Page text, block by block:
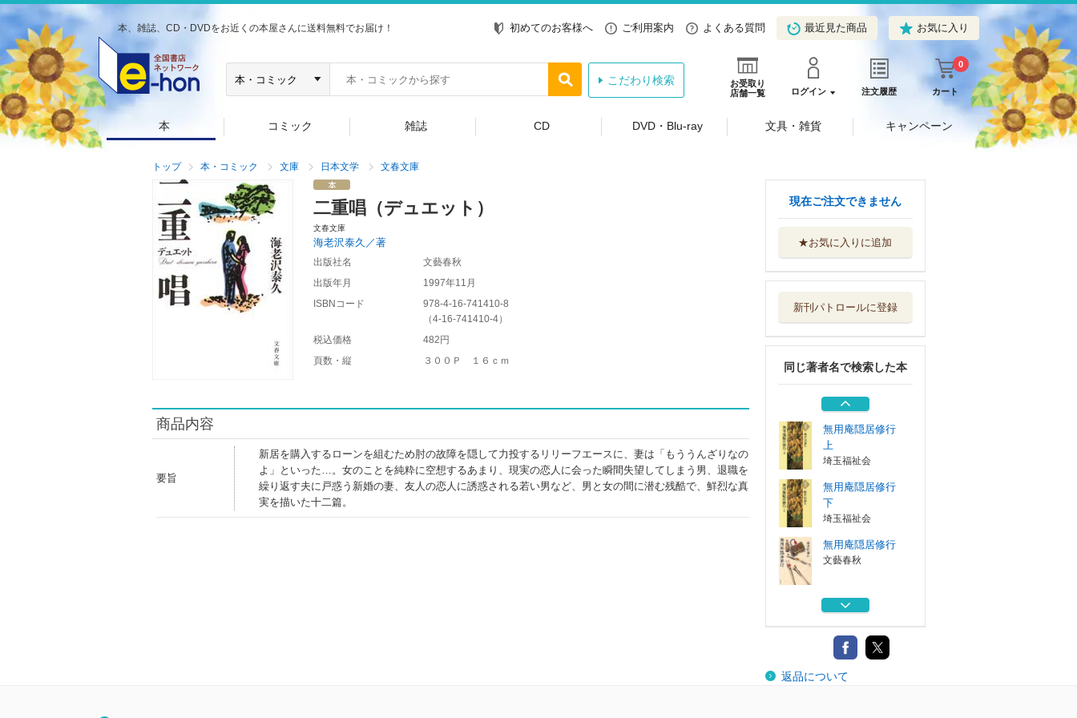
本、雑誌、CD・DVDをお近くの本屋さんに送料無料でお届け！ 初めてのお客様へ ご利用案内 よくある質問 最近見た商品 お気に入り
お受取り
店舗一覧
ログイン 注文履歴 カート
0
こだわり検索
本 コミック 雑誌 CD DVD・Blu-ray 文具・雑貨 キャンペーン
トップ 本・コミック 文庫 日本文学 文春文庫
二重唱（デュエット）
文春文庫
海老沢泰久／著
出版社名
文藝春秋
出版年月
1997年11月
ISBNコード
978-4-16-741410-8
（4-16-741410-4）
税込価格
482円
頁数・縦
３００Ｐ １６ｃｍ
商品内容
要旨
新居を購入するローンを組むため肘の故障を隠して力投するリリーフエースに、妻は「もううんざりなの
よ」といった…。女のことを純粋に空想するあまり、現実の恋人に会った瞬間失望してしまう男、退職を
繰り返す夫に戸惑う新婚の妻、友人の恋人に誘惑される若い男など、男と女の間に潜む残酷で、鮮烈な真
実を描いた十二篇。
現在ご注文できません
★お気に入りに追加
新刊パトロールに登録
同じ著者名で検索した本
無用庵隠居修行
文藝春秋
ヴェテラン 上
ヴェテラン 下
埼玉福祉会
無用庵隠居修行
上
埼玉福祉会
無用庵隠居修行
下
埼玉福祉会
無用庵隠居修行
文藝春秋
ヴェテラン 上
ヴェテラン 下
埼玉福祉会
返品について